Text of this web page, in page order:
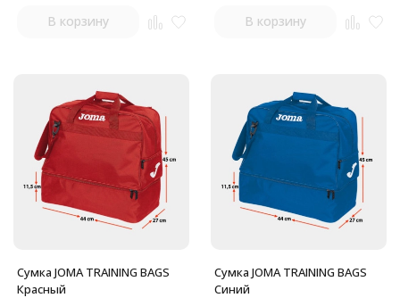
В корзину В корзину
Сумка JOMA TRAINING BAGS
Красный
Сумка JOMA TRAINING BAGS
Синий